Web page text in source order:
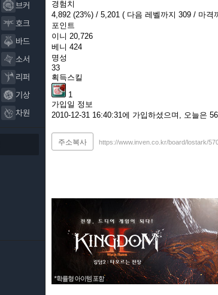
브커
호크
바드
소서
리퍼
기상
차원
경험치
4,892 (23%) / 5,201 ( 다음 레벨까지 309 / 마격
포인트
이니 20,726
베니 424
명성
33
획득스킬
1
가입일 정보
2010-12-31 16:40:31에 가입하셨으며, 오늘은
주소복사 https://www.inven.co.kr/board/lostark/